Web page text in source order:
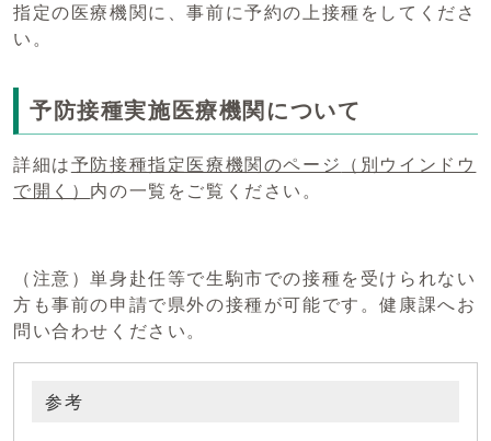
指定の医療機関に、事前に予約の上接種をしてくださ
い。
予防接種実施医療機関について
詳細は予防接種指定医療機関のページ
（別ウインドウ
で開く） 内の一覧をご覧ください。
（注意）単身赴任等で生駒市での接種を受けられない
方も事前の申請で県外の接種が可能です。健康課へお
問い合わせください。
参考